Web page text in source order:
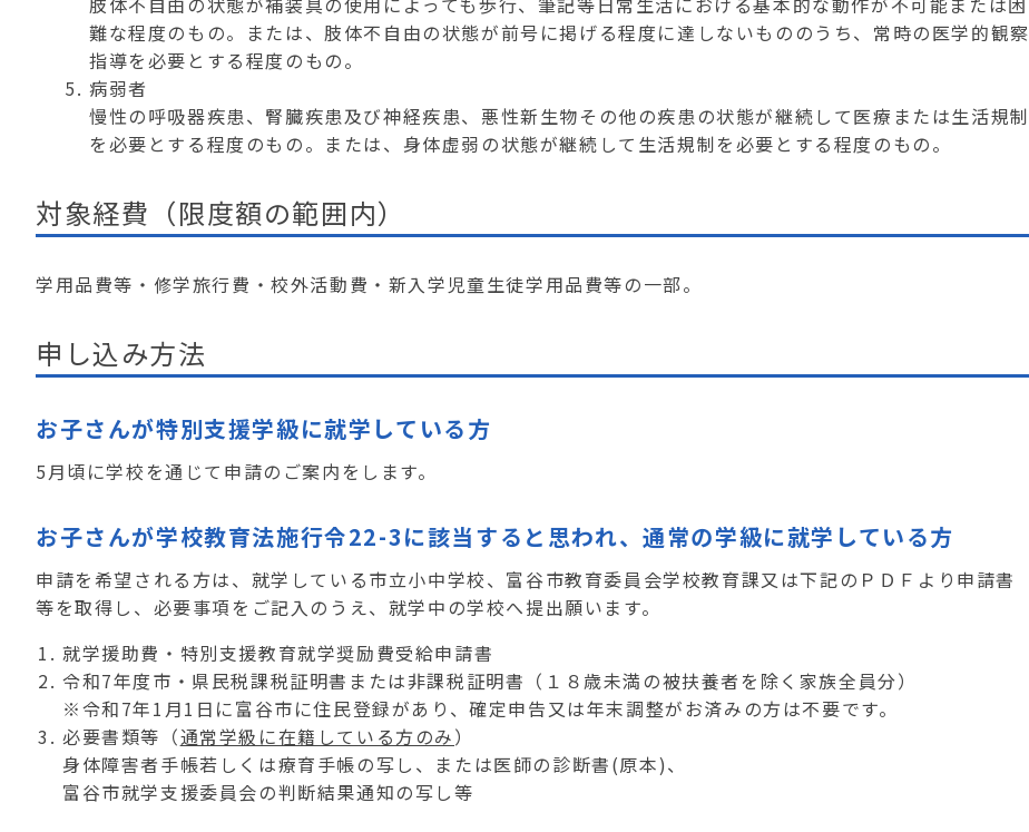
難な程度のもの。または、肢体不自由の状態が前号に掲げる程度に達しないもののうち、常時の医学的観察
指導を必要とする程度のもの。
病弱者
慢性の呼吸器疾患、腎臓疾患及び神経疾患、悪性新生物その他の疾患の状態が継続して医療または生活規制
を必要とする程度のもの。または、身体虚弱の状態が継続して生活規制を必要とする程度のもの。
対象経費（限度額の範囲内）
学用品費等・修学旅行費・校外活動費・新入学児童生徒学用品費等の一部。
申し込み方法
お子さんが特別支援学級に就学している方
5月頃に学校を通じて申請のご案内をします。
お子さんが学校教育法施行令22-3に該当すると思われ、通常の学級に就学している方
申請を希望される方は、就学している市立小中学校、富谷市教育委員会学校教育課又は下記のＰＤＦより申請書
等を取得し、必要事項をご記入のうえ、就学中の学校へ提出願います。
就学援助費・特別支援教育就学奨励費受給申請書
令和7年度市・県民税課税証明書または非課税証明書（１８歳未満の被扶養者を除く家族全員分）
※令和7年1月1日に富谷市に住民登録があり、確定申告又は年末調整がお済みの方は不要です。
必要書類等（通常学級に在籍している方のみ）
身体障害者手帳若しくは療育手帳の写し、または医師の診断書(原本)、
富谷市就学支援委員会の判断結果通知の写し等